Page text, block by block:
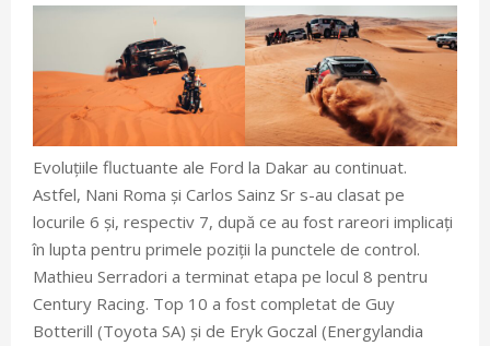
Evoluțiile fluctuante ale Ford la Dakar au continuat.
Astfel, Nani Roma și Carlos Sainz Sr s-au clasat pe
locurile 6 și, respectiv 7, după ce au fost rareori implicați
în lupta pentru primele poziții la punctele de control.
Mathieu Serradori a terminat etapa pe locul 8 pentru
Century Racing. Top 10 a fost completat de Guy
Botterill (Toyota SA) și de Eryk Goczal (Energylandia